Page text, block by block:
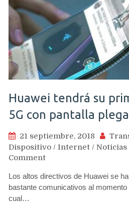
Huawei tendrá su
5G con pantalla
21 septiembre, 2018
Dispositivo / Internet / Noticias
Commenton
tendrá
su
Los altos directivos de Huawei se
bastante comunicativos al
cual…